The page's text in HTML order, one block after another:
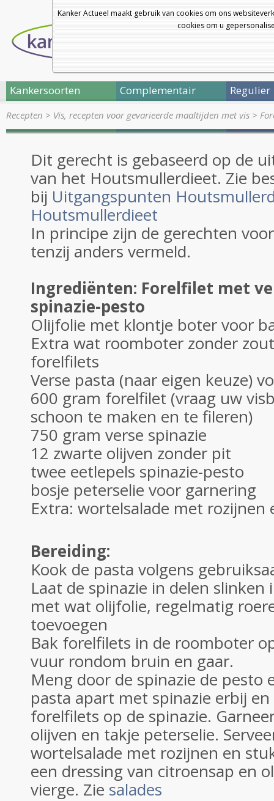
Kanker Actueel maakt gebruik van cookies om ons
cookies om u
Kankersoorten Complementair Regulier
Recepten > Vis, recepten voor gevarieerde maaltijden met vis >
Dit gerecht is gebaseerd op de
van het Houtsmullerdieet. Zie
bij Uitgangspunten
Houtsmullerdieet
In principe zijn de gerechten
tenzij anders vermeld.
Ingrediënten: Forelfilet met
spinazie-pesto
Olijfolie met klontje boter voor
Extra wat roomboter zonder
forelfilets
Verse pasta (naar eigen keuze)
600 gram forelfilet (vraag uw
schoon te maken en te fileren)
750 gram verse spinazie
12 zwarte olijven zonder pit
twee eetlepels spinazie-pesto
bosje peterselie voor garnering
Extra: wortelsalade met rozijnen
Bereiding:
Kook de pasta volgens
Laat de spinazie in delen
met wat olijfolie, regelmatig
toevoegen
Bak forelfilets in de roomboter
vuur rondom bruin en gaar.
Meng door de spinazie de pesto
pasta apart met spinazie erbij
forelfilets op de spinazie.
olijven en takje peterselie.
wortelsalade met rozijnen en
een dressing van citroensap en
vierge. Zie salades